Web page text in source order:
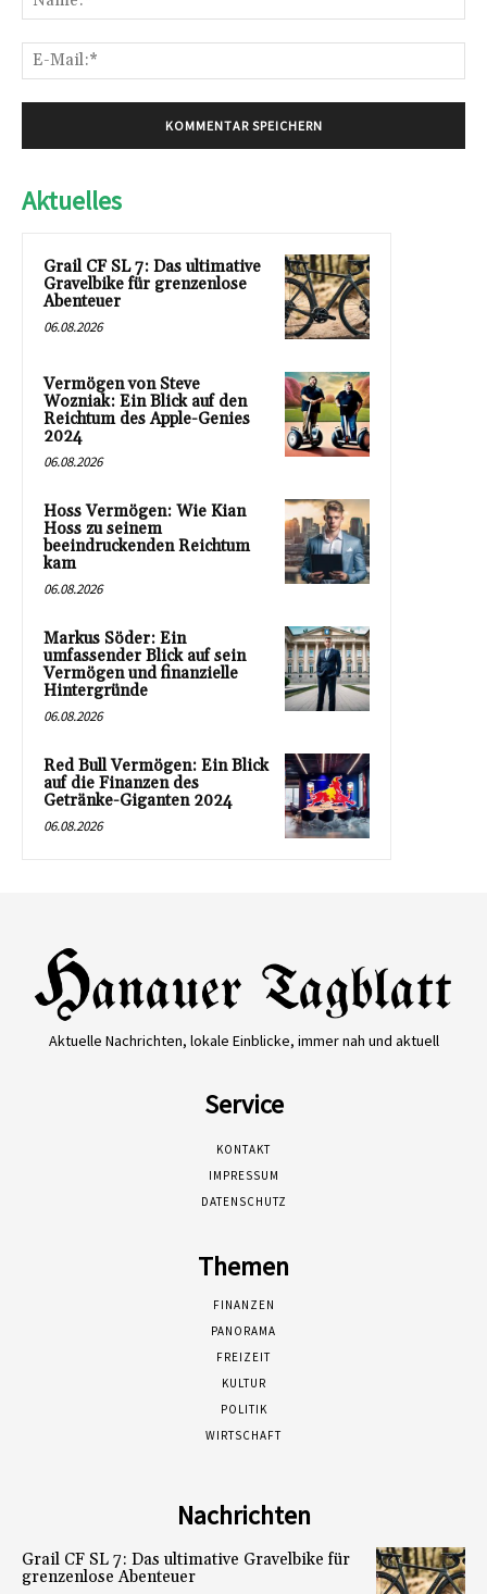
Aktuelles
Grail CF SL 7: Das ultimative
Gravelbike für grenzenlose
Abenteuer
06.08.2026
Vermögen von Steve
Wozniak: Ein Blick auf den
Reichtum des Apple-Genies
2024
06.08.2026
Hoss Vermögen: Wie Kian
Hoss zu seinem
beeindruckenden Reichtum
kam
06.08.2026
Markus Söder: Ein
umfassender Blick auf sein
Vermögen und finanzielle
Hintergründe
06.08.2026
Red Bull Vermögen: Ein Blick
auf die Finanzen des
Getränke-Giganten 2024
06.08.2026
Aktuelle Nachrichten, lokale Einblicke, immer nah und aktuell
Service
KONTAKT
IMPRESSUM
DATENSCHUTZ
Themen
FINANZEN
PANORAMA
FREIZEIT
KULTUR
POLITIK
WIRTSCHAFT
Nachrichten
Grail CF SL 7: Das ultimative Gravelbike für
grenzenlose Abenteuer